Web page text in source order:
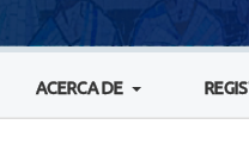
ACERCA DE